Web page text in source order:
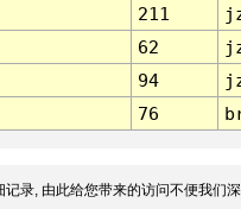
211
62
94
76
录, 由此给您带来的访问不便我们